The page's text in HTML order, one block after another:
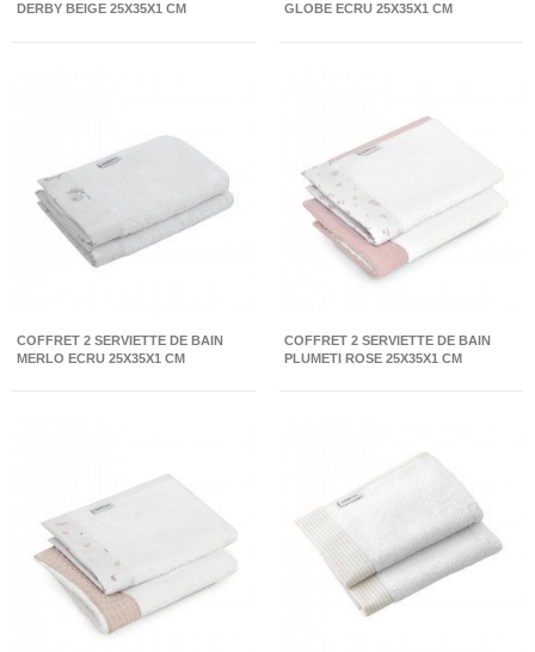
DERBY BEIGE 25X35X1 CM
GLOBE ECRU 25X35X1 CM
COFFRET 2 SERVIETTE DE BAIN
MERLO ECRU 25X35X1 CM
COFFRET 2 SERVIETTE DE BAIN
PLUMETI ROSE 25X35X1 CM